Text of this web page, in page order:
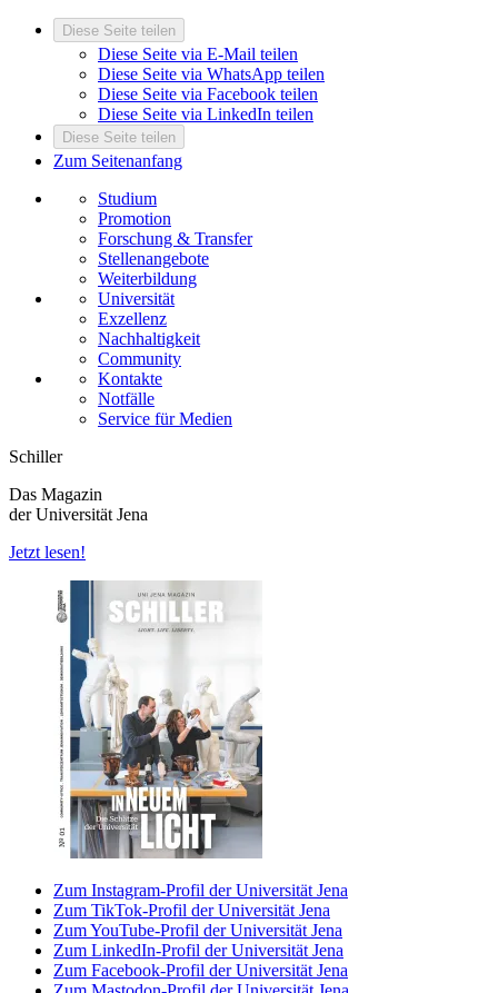
Diese Seite teilen
Diese Seite via E-Mail teilen
Diese Seite via WhatsApp teilen
Diese Seite via Facebook teilen
Diese Seite via LinkedIn teilen
Diese Seite teilen
Zum Seitenanfang
Studium
Promotion
Forschung & Transfer
Stellenangebote
Weiterbildung
Universität
Exzellenz
Nachhaltigkeit
Community
Kontakte
Notfälle
Service für Medien
Schiller
Das Magazin
der Universität Jena
Jetzt lesen!
Zum Instagram-Profil der Universität Jena
Zum TikTok-Profil der Universität Jena
Zum YouTube-Profil der Universität Jena
Zum LinkedIn-Profil der Universität Jena
Zum Facebook-Profil der Universität Jena